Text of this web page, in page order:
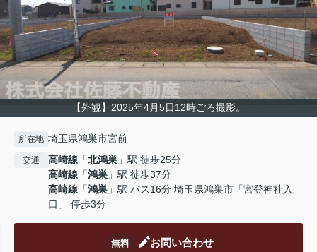
【外観】2025年4月5日12時ごろ撮影。
所在地 埼玉県鴻巣市宮前
交通 高崎線 「北鴻巣 」駅 徒歩25分
高崎線 「鴻巣 」駅 徒歩37分
高崎線 「鴻巣 」駅 バス16分 埼玉県鴻巣市「宮登神社入
口」 停歩3分
無料 お問い合わせ